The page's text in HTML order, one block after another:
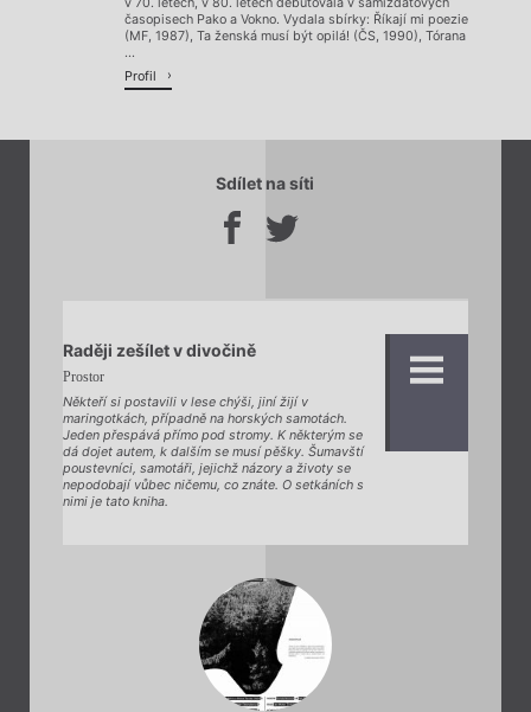
v 70. letech, v 80. letech debutovala v samizdatových
časopisech Pako a Vokno. Vydala sbírky: Říkají mi poezie
(MF, 1987), Ta ženská musí být opilá! (ČS, 1990), Tórana
...
Profil
Sdílet na síti
Raději zešílet v divočině
Prostor
Někteří si postavili v lese chýši, jiní žijí v
maringotkách, případně na horských samotách.
Jeden přespává přímo pod stromy. K některým se
dá dojet autem, k dalším se musí pěšky. Šumavští
poustevníci, samotáři, jejichž názory a životy se
nepodobají vůbec ničemu, co znáte. O setkáních s
nimi je tato kniha.